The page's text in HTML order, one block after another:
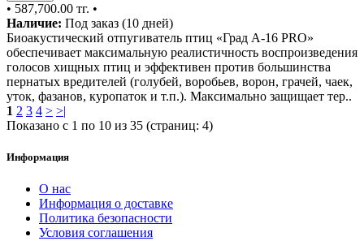
• 587,700.00 тг. •
Наличие: Под заказ (10 дней)
Биоакустический отпугиватель птиц «Град А-16 PRO»
обеспечивает максимальную реалистичность воспроизведения
голосов хищных птиц и эффективен против большинства
пернатых вредителей (голубей, воробьев, ворон, грачей, чаек,
уток, фазанов, куропаток и т.п.). Максимально защищает тер..
1 2 3 4 > >|
Показано с 1 по 10 из 35 (страниц: 4)
Информация
О нас
Информация о доставке
Политика безопасности
Условия соглашения